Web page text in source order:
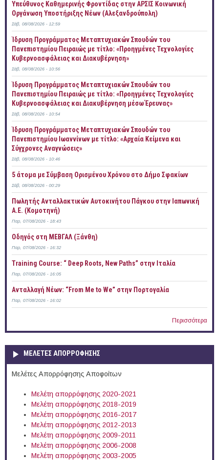
Yπεύθυνος Καθημερινής Φροντίδας στην ΑΡΣΙΣ Κοινωνική
Οργάνωση Υποστήριξης Νέων (Αλεξανδρούπολη)
Σάβ, 08/08/2026 - 12:59
Ίδρυση Προγράμματος Μεταπτυχιακών Σπουδών του
Πανεπιστημίου Πειραιώς με τίτλο: «Προηγμένες Τεχνολογίες
Κυβερνοασφάλειας και Διακυβέρνηση»
Σάβ, 08/08/2026 - 10:56
Ίδρυση Προγράμματος Μεταπτυχιακών Σπουδών του
Πανεπιστημίου Πειραιώς με τίτλο: «Προηγμένες Τεχνολογίες
Κυβερνοασφάλειας και Διακυβέρνηση μέσω Έρευνας»
Σάβ, 08/08/2026 - 10:54
Ίδρυση Προγράμματος Μεταπτυχιακών Σπουδών του
Πανεπιστημίου Ιωαννίνων με τίτλο: «Αρχαία Κείμενα και
Σύγχρονες Αναγνώσεις»
Σάβ, 08/08/2026 - 10:46
5 άτομα με Σύμβαση Ορισμένου Χρόνου στο Δήμο Σφακίων
Σάβ, 08/08/2026 - 00:29
Πωλητής Ανταλλακτικών Αυτοκινήτου Πάγκου στην Ιαπωνική
Α.Ε. (Κομοτηνή)
Παρ, 07/08/2026 - 18:43
Οδηγός στη ΜΕΒΓΑΛ (Ξάνθη)
Παρ, 07/08/2026 - 16:32
Training Course: “ Deep Roots, New Paths” στην Ιταλία
Παρ, 07/08/2026 - 16:05
Ανταλλαγή Νέων: “From Me to We” στην Πορτογαλία
Παρ, 07/08/2026 - 16:02
Περισσότερα
ΜΕΛΕΤΕΣ ΑΠΟΡΡΟΦΗΣΗΣ
Μελέτες Απορρόφησης Αποφοίτων
Μελέτη απορρόφησης 2020-2021
Μελέτη απορρόφησης 2018-2019
Μελέτη απορρόφησης 2016-2017
Μελέτη απορρόφησης 2012-2013
Μελέτη απορρόφησης 2009-2011
Μελέτη απορρόφησης 2006-2008
Μελέτη απορρόφησης 2003-2005